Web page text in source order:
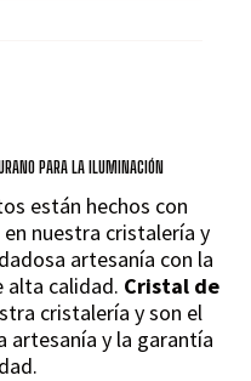
PARA LA ILUMINACIÓN
están hechos con
nuestra cristalería y
artesanía con la
alta calidad. Cristal de
cristalería y son el
artesanía y la garantía